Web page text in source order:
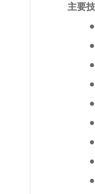
主要